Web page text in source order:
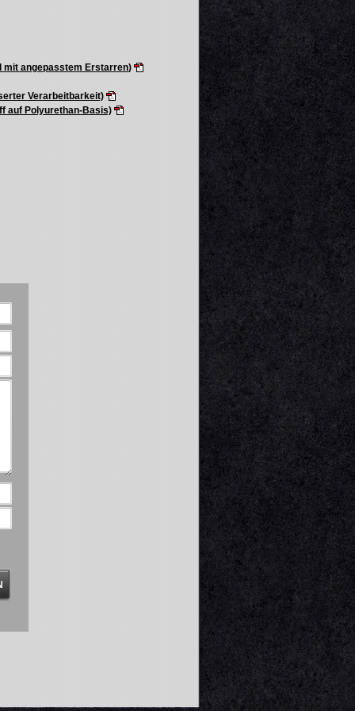
mit angepasstem Erstarren)
Verarbeitbarkeit)
auf Polyurethan-Basis)